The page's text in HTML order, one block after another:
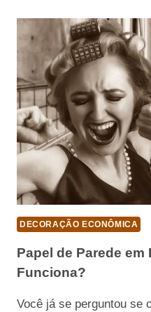
CONSERTAR
ZÍPER
DE
BOLSA
DECORAÇÃO ECONÔMICA
Papel de Parede
Funciona?
Você já se perguntou se